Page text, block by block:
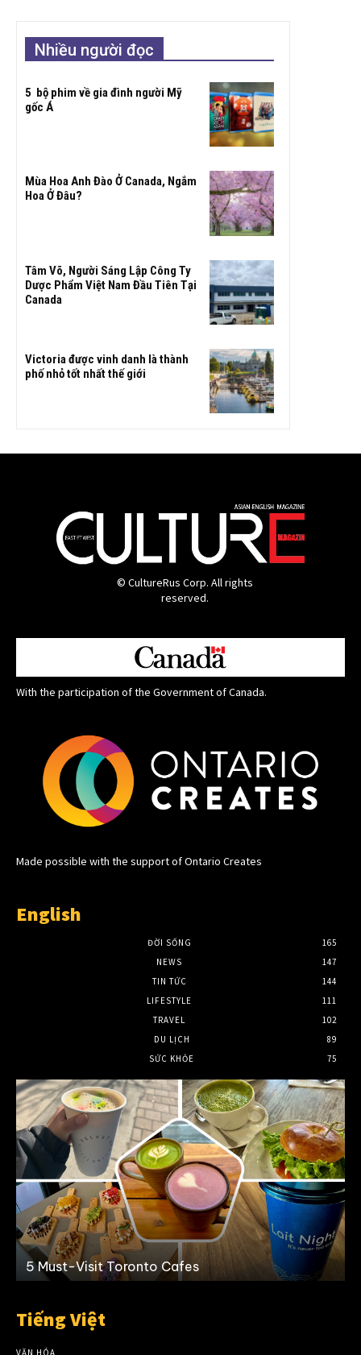
Nhiều người đọc
5 bộ phim về gia đình người Mỹ
gốc Á
Mùa Hoa Anh Đào Ở Canada, Ngắm
Hoa Ở Đâu?
Tâm Võ, Người Sáng Lập Công Ty
Dược Phẩm Việt Nam Đầu Tiên Tại
Canada
Victoria được vinh danh là thành
phố nhỏ tốt nhất thế giới
© CultureRus Corp. All rights
reserved.
With the participation of the Government of Canada.
Made possible with the support of Ontario Creates
English
ĐỜI SỐNG
165
NEWS
147
TIN TỨC
144
LIFESTYLE
111
TRAVEL
102
DU LỊCH
89
SỨC KHỎE
75
5 Must-Visit Toronto Cafes
Tiếng Việt
VĂN HÓA